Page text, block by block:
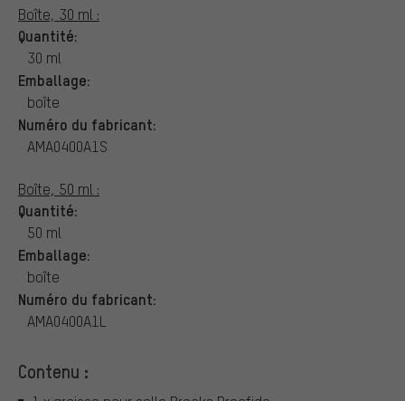
Boîte, 30 ml :
Quantité:
30 ml
Emballage:
boîte
Numéro du fabricant:
AMA0400A1S
Boîte, 50 ml :
Quantité:
50 ml
Emballage:
boîte
Numéro du fabricant:
AMA0400A1L
Contenu :